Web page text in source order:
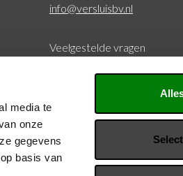
media te
onze
gegevens
basis van
info@versluisbv.nl
Veelgestelde vragen
KVK: 20126429
Volg ons